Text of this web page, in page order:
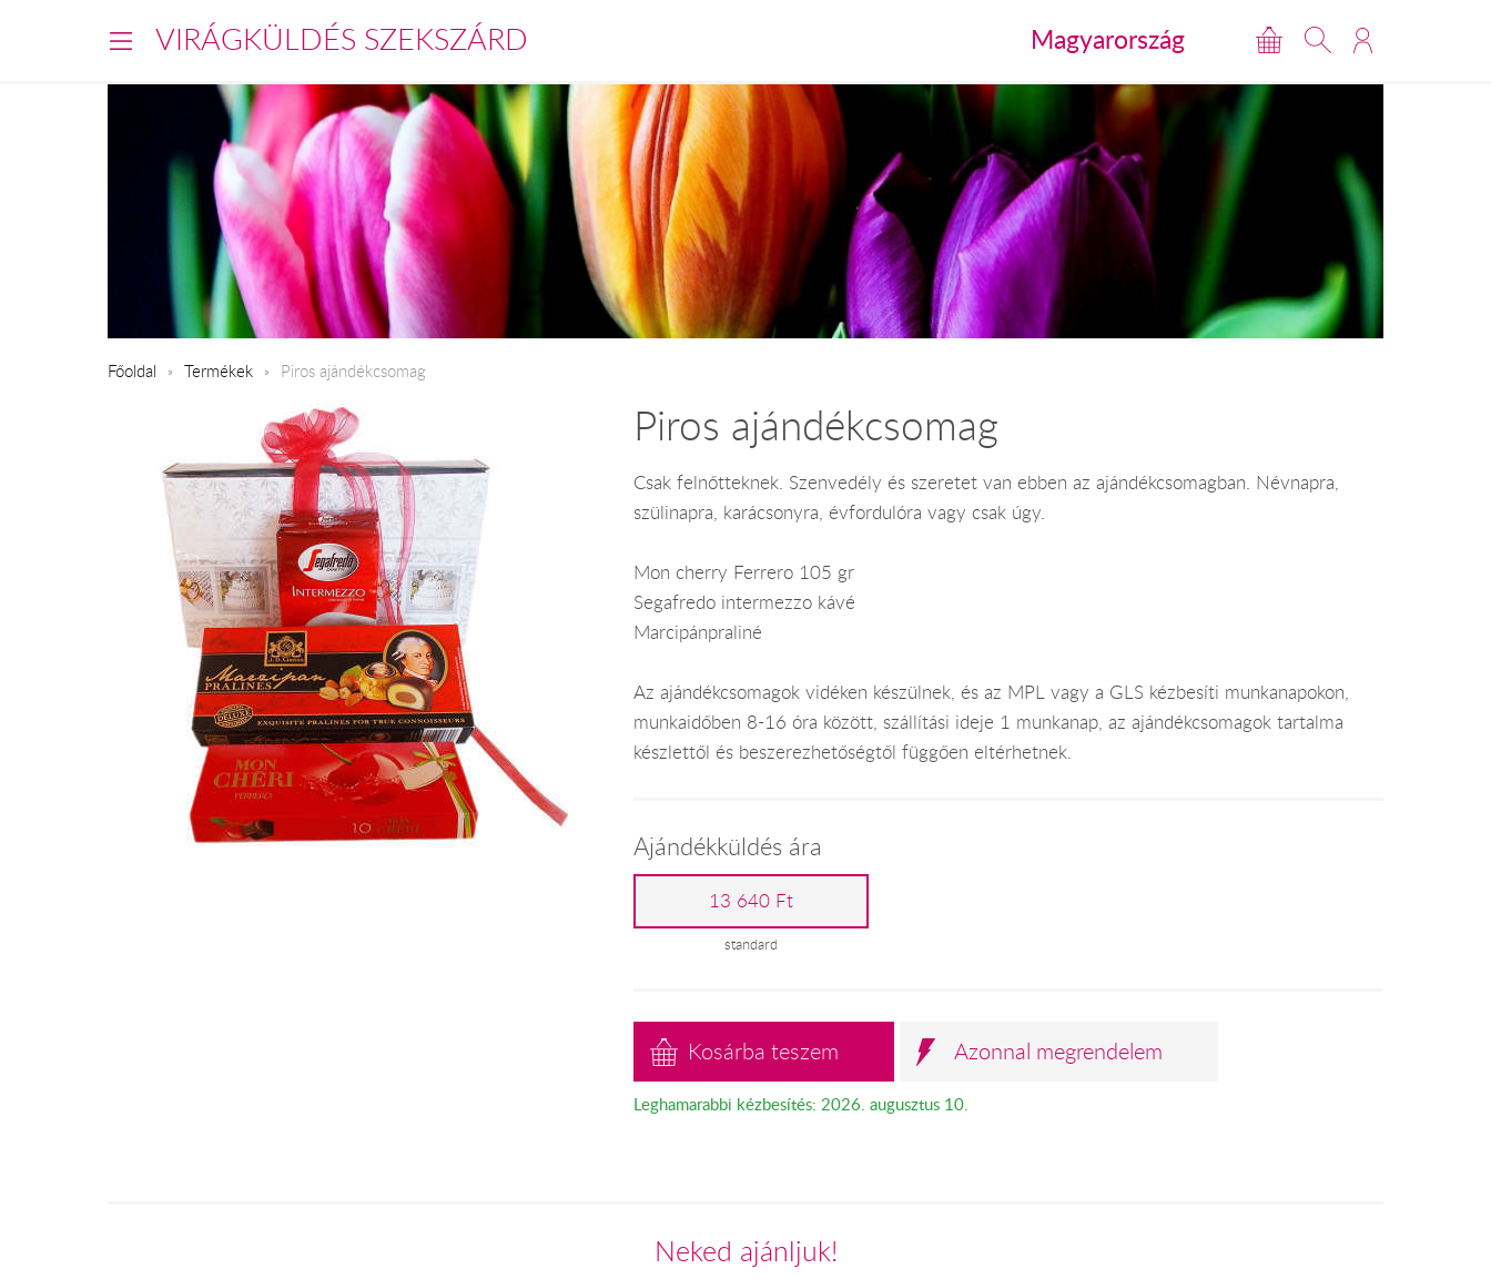
VIRÁGKÜLDÉS SZEKSZÁRD Magyarország
Főoldal Termékek Piros ajándékcsomag
Piros ajándékcsomag
Csak felnőtteknek. Szenvedély és szeretet van ebben az ajándékcsomagban. Névnapra,
szülinapra, karácsonyra, évfordulóra vagy csak úgy.
Mon cherry Ferrero 105 gr
Segafredo intermezzo kávé
Marcipánpraliné
Az ajándékcsomagok vidéken készülnek, és az MPL vagy a GLS kézbesíti munkanapokon,
munkaidőben 8-16 óra között, szállítási ideje 1 munkanap, az ajándékcsomagok tartalma
készlettől és beszerezhetőségtől függően eltérhetnek.
Ajándékküldés ára
13 640 Ft
standard
Kosárba teszem Azonnal megrendelem
Leghamarabbi kézbesítés: 2026. augusztus 10.
Neked ajánljuk!